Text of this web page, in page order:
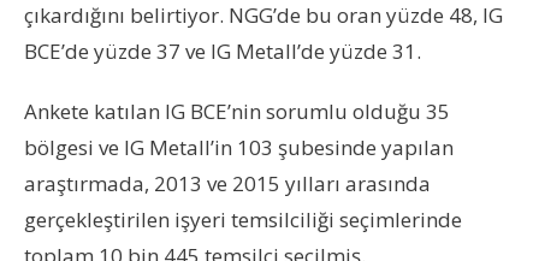
çıkardığını belirtiyor. NGG’de bu oran yüzde 48, IG
BCE’de yüzde 37 ve IG Metall’de yüzde 31.
Ankete katılan IG BCE’nin sorumlu olduğu 35
bölgesi ve IG Metall’in 103 şubesinde yapılan
araştırmada, 2013 ve 2015 yılları arasında
gerçekleştirilen işyeri temsilciliği seçimlerinde